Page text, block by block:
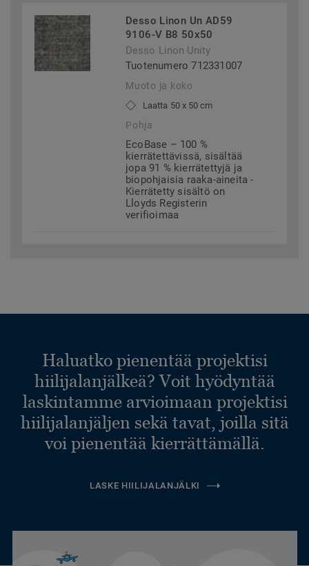
Desso Linon Un AD59
9106-V B8 50x50
Desso Linon Unity
Tuotenumero 712331007
Muoto ja koko
Laatta 50 x 50 cm
Pohja
EcoBase – 100 %
kierrätettävissä, sisältää
jopa 91 % kierrätettyjä ja
biopohjaisia raaka-aineita -
Kierrätetty sisältö on
Lloyds Registerin
verifioimaa
Haluatko pienentää projektisi
hiilijalanjälkeä? Voit hyödyntää
laskintamme arvioimaan projektisi
hiilijalanjäljen sekä tavat, joilla sitä
voi pienentää kierrättämällä.
LASKE HIILIJALANJÄLKI